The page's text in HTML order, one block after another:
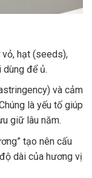
hạt (seeds),
để ủ.
và cảm
là yếu tố giúp
giữ lâu năm.
tạo nên cấu
dài của hương vị